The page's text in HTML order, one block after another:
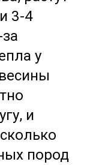
3-4
у
и
пород